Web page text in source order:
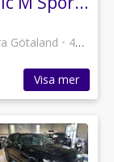
Götaland • 47 annonser
Visa mer